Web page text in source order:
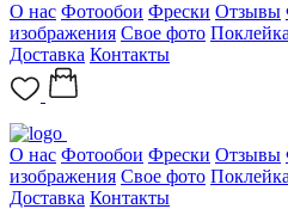
О нас Фотообои Фрески Отзывы
изображения Свое фото Поклейка
Доставка Контакты
О нас Фотообои Фрески Отзывы
изображения Свое фото Поклейка
Доставка Контакты